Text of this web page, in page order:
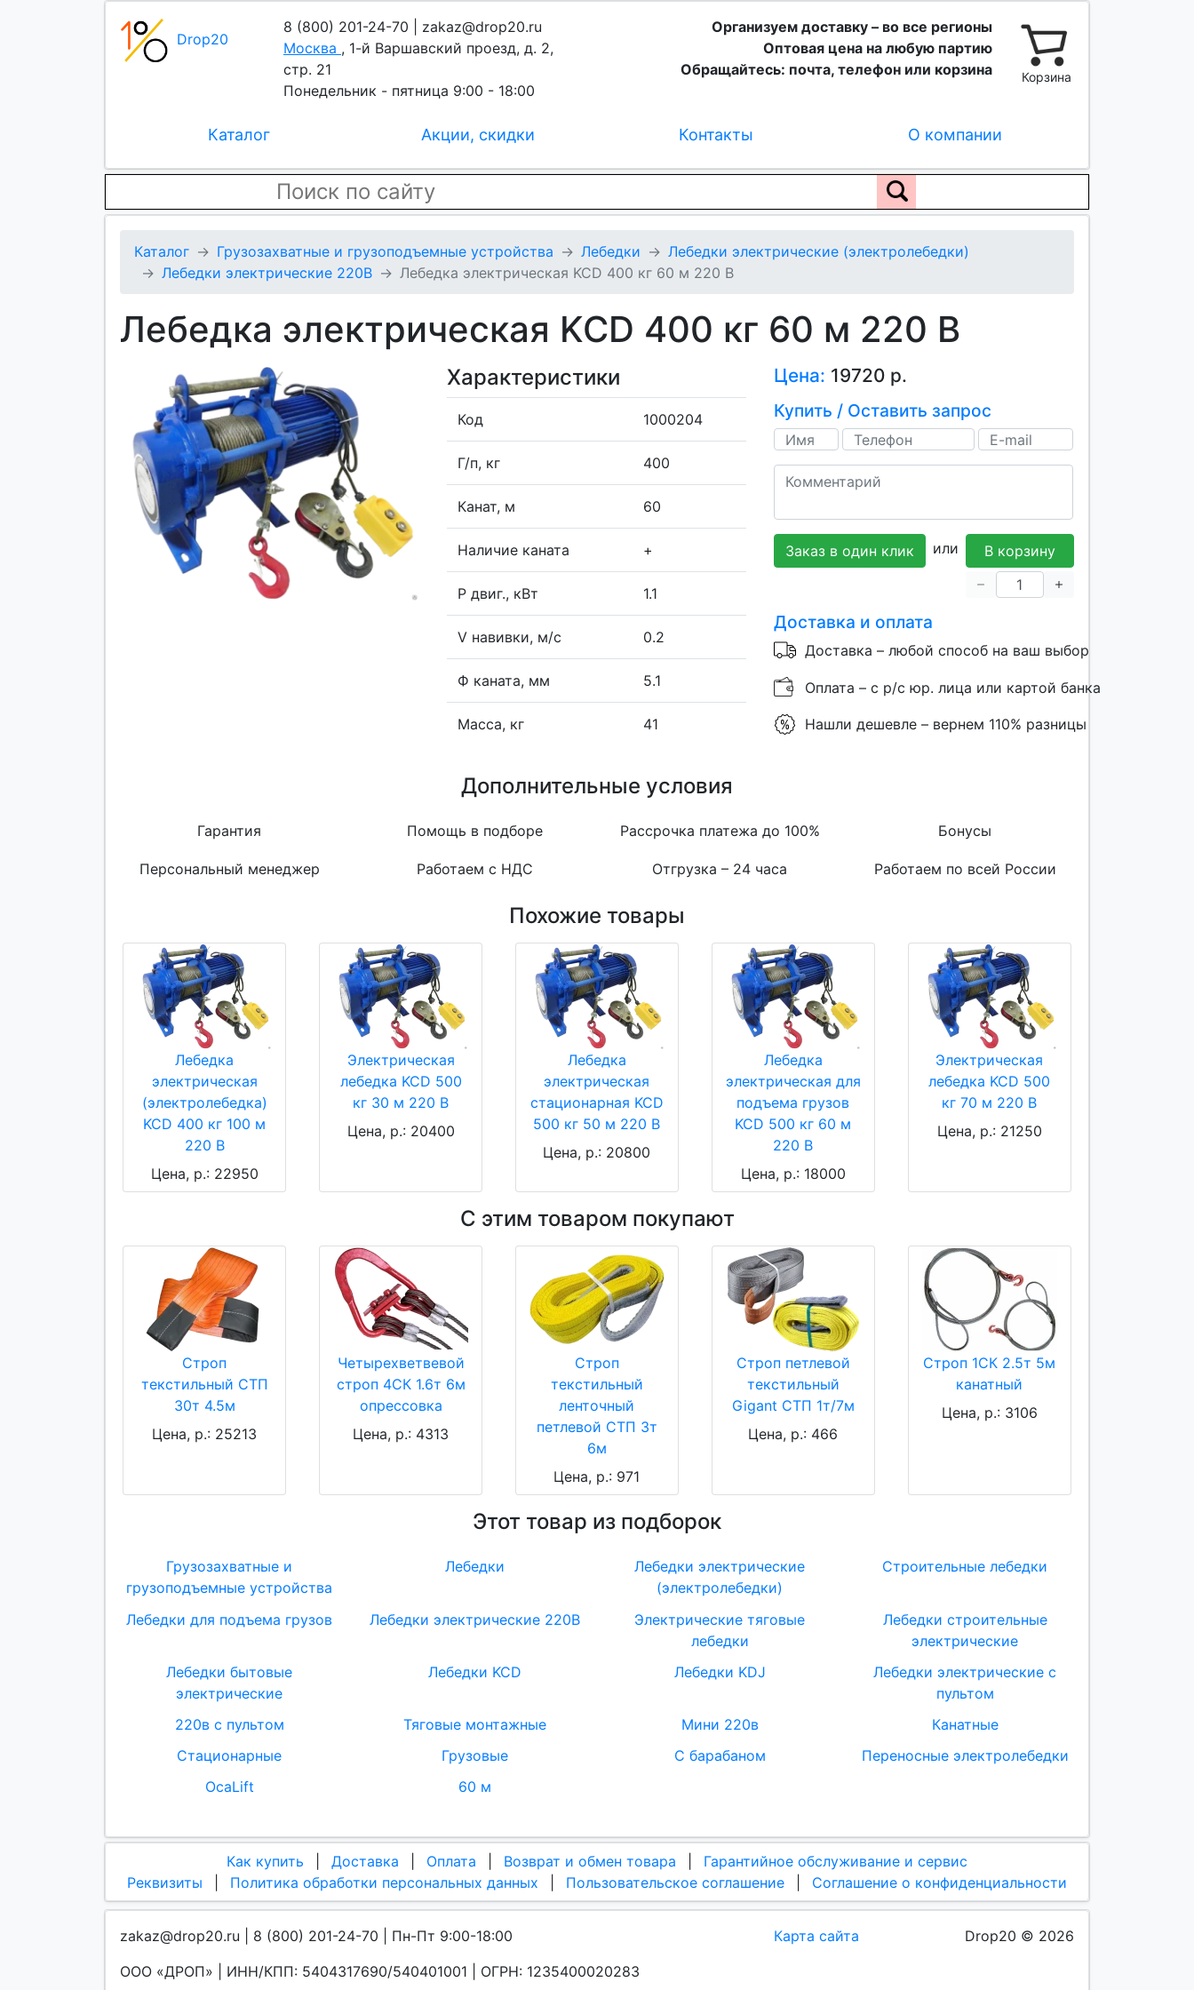
Drop20
8 (800) 201-24-70 | zakaz@drop20.ru
Москва , 1-й Варшавский проезд, д. 2,
стр. 21
Понедельник - пятница 9:00 - 18:00
Организуем доставку – во все регионы
Оптовая цена на любую партию
Обращайтесь: почта, телефон или корзина
Корзина
Каталог Акции, скидки Контакты О компании
Каталог Грузозахватные и грузоподъемные устройства Лебедки
Лебедки электрические (электролебедки)
Лебедки электрические 220В
Лебедка электрическая KCD 400 кг 60 м 220 В
Лебедка электрическая KCD 400 кг 60 м 220 В
Характеристики
Код 1000204
Г/п, кг 400
Канат, м 60
Наличие каната +
P двиг., кВт 1.1
V навивки, м/с 0.2
Ф каната, мм 5.1
Масса, кг 41
Цена: 19720 р.
Купить / Оставить запрос
Заказ в один клик или В корзину
Доставка и оплата
Доставка – любой способ на ваш выбор
Оплата – с р/с юр. лица или картой банка
Нашли дешевле – вернем 110% разницы
Дополнительные условия
Гарантия Помощь в подборе Рассрочка платежа до 100% Бонусы
Персональный менеджер Работаем с НДС Отгрузка – 24 часа Работаем по всей России
Похожие товары
Лебедка
электрическая
(электролебедка)
KCD 400 кг 100 м
220 В
Цена, р.: 22950
Электрическая
лебедка KCD 500
кг 30 м 220 В
Цена, р.: 20400
Лебедка
электрическая
стационарная KCD
500 кг 50 м 220 В
Цена, р.: 20800
Лебедка
электрическая для
подъема грузов
KCD 500 кг 60 м
220 В
Цена, р.: 18000
Электрическая
лебедка KCD 500
кг 70 м 220 В
Цена, р.: 21250
С этим товаром покупают
Строп
текстильный СТП
30т 4.5м
Цена, р.: 25213
Четырехветвевой
строп 4СК 1.6т 6м
опрессовка
Цена, р.: 4313
Строп
текстильный
ленточный
петлевой СТП 3т
6м
Цена, р.: 971
Строп петлевой
текстильный
Gigant СТП 1т/7м
Цена, р.: 466
Строп 1СК 2.5т 5м
канатный
Цена, р.: 3106
Этот товар из подборок
Грузозахватные и
грузоподъемные устройства
Лебедки
Лебедки электрические
(электролебедки)
Строительные лебедки
Лебедки для подъема грузов Лебедки электрические 220В
Электрические тяговые
лебедки
Лебедки строительные
электрические
Лебедки бытовые
электрические
Лебедки KCD Лебедки KDJ
Лебедки электрические с
пультом
220в с пультом
Тяговые монтажные Мини 220в
Канатные
Стационарные
Грузовые С барабаном
Переносные электролебедки
OcaLift
60 м
Как купить Доставка Оплата Возврат и обмен товара
Гарантийное обслуживание и сервис
Реквизиты
Политика обработки персональных данных Пользовательское соглашение Соглашение о конфиденциальности
zakaz@drop20.ru | 8 (800) 201-24-70 | Пн-Пт 9:00-18:00
ООО «ДРОП» | ИНН/КПП: 5404317690/540401001 | ОГРН: 1235400020283
Карта сайта Drop20 © 2026